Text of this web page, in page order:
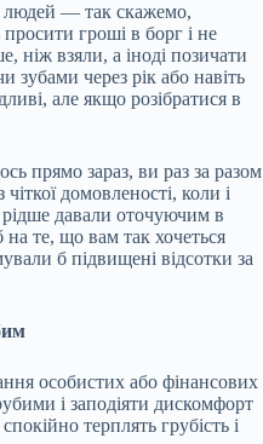
людей — так скажемо,
гроші в борг і не
ніж взяли, а іноді позичати
зубами через рік або навіть
але якщо розібратися в
прямо зараз, ви раз за разом
домовленості, коли і
давали оточуючим в
те, що вам так хочеться
б підвищені відсотки за
особистих або фінансових
і заподіяти дискомфорт
терплять грубість і